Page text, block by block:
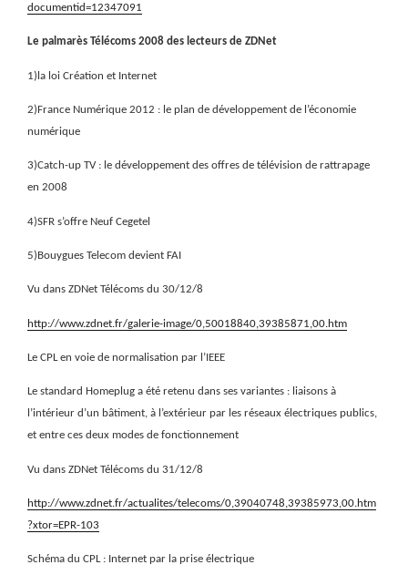
documentid=12347091
Le palmarès Télécoms 2008 des lecteurs de ZDNet
1)la loi Création et Internet
2)France Numérique 2012 : le plan de développement de l’économie
numérique
3)Catch-up TV : le développement des offres de télévision de rattrapage
en 2008
4)SFR s’offre Neuf Cegetel
5)Bouygues Telecom devient FAI
Vu dans ZDNet Télécoms du 30/12/8
http://www.zdnet.fr/galerie-image/0,50018840,39385871,00.htm
Le CPL en voie de normalisation par l’IEEE
Le standard Homeplug a été retenu dans ses variantes : liaisons à
l’intérieur d’un bâtiment, à l’extérieur par les réseaux électriques publics,
et entre ces deux modes de fonctionnement
Vu dans ZDNet Télécoms du 31/12/8
http://www.zdnet.fr/actualites/telecoms/0,39040748,39385973,00.htm
?xtor=EPR-103
Schéma du CPL : Internet par la prise électrique